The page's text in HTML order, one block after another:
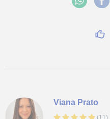
Viana Prato
(11)